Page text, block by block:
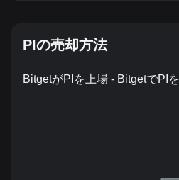
PIの売却方法
BitgetがPIを上場 - BitgetでPI